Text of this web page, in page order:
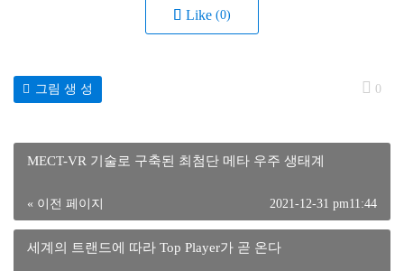
Like (0)
0
그림 생 성
MECT-VR 기술로 구축된 최첨단 메타 우주 생태계
« 이전 페이지 2021-12-31 pm11:44
세계의 트랜드에 따라 Top Player가 곧 온다